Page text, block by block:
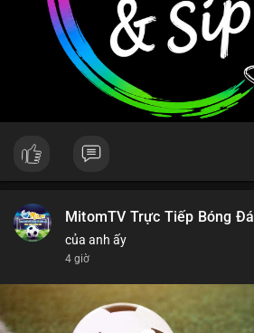
MitomTV Trực Tiếp Bóng Đá
của anh ấy
4 giờ